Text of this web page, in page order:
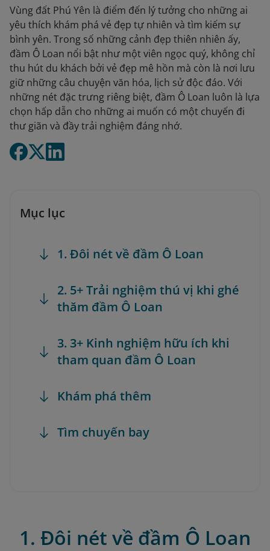
Vùng đất Phú Yên là điểm đến lý tưởng cho những ai
yêu thích khám phá vẻ đẹp tự nhiên và tìm kiếm sự
bình yên. Trong số những cảnh đẹp thiên nhiên ấy,
đầm Ô Loan nổi bật như một viên ngọc quý, không chỉ
thu hút du khách bởi vẻ đẹp mê hồn mà còn là nơi lưu
giữ những câu chuyện văn hóa, lịch sử độc đáo. Với
những nét đặc trưng riêng biệt, đầm Ô Loan luôn là lựa
chọn hấp dẫn cho những ai muốn có một chuyến đi
thư giãn và đầy trải nghiệm đáng nhớ.
Mục lục
1. Đôi nét về đầm Ô Loan
2. 5+ Trải nghiệm thú vị khi ghé
thăm đầm Ô Loan
3. 3+ Kinh nghiệm hữu ích khi
tham quan đầm Ô Loan
Khám phá thêm
Tìm chuyến bay
1. Đôi nét về đầm Ô Loan